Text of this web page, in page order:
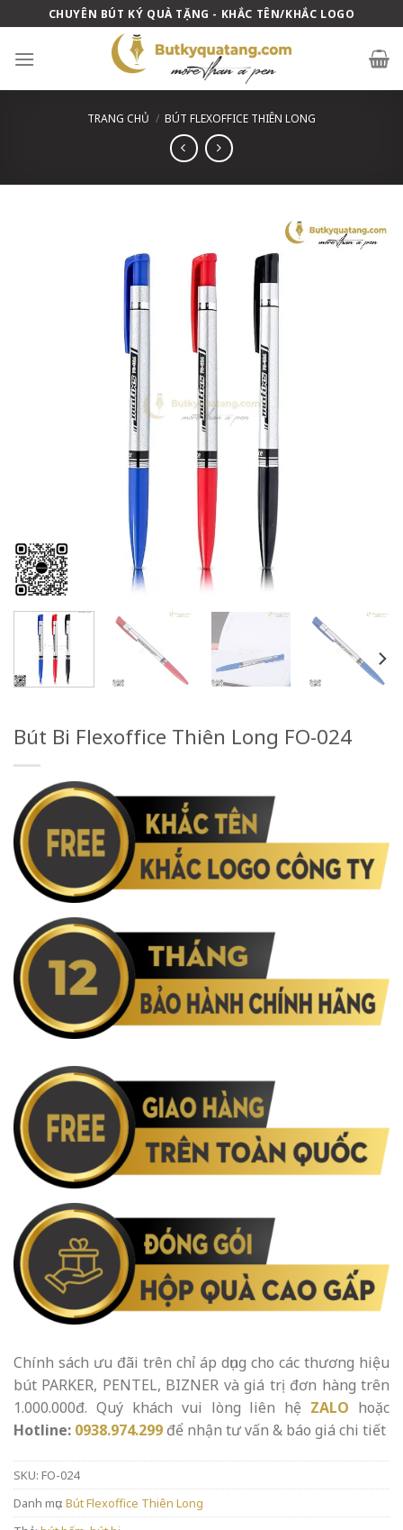
to
content
CHUYÊN BÚT KÝ QUÀ TẶNG - KHẮC TÊN/KHẮC LOGO
TRANG CHỦ / BÚT FLEXOFFICE THIÊN LONG
Bút Bi Flexoffice Thiên Long FO-024
Chính sách ưu đãi trên chỉ áp dụng cho các thương hiệu
bút PARKER, PENTEL, BIZNER và giá trị đơn hàng trên
1.000.000đ. Quý khách vui lòng liên hệ ZALO hoặc
Hotline: 0938.974.299 để nhận tư vấn & báo giá chi tiết
SKU: FO-024
Danh mục: Bút Flexoffice Thiên Long